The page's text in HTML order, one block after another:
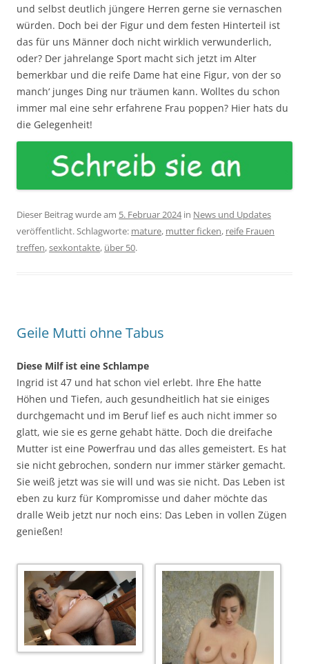
und selbst deutlich jüngere Herren gerne sie vernaschen
würden. Doch bei der Figur und dem festen Hinterteil ist
das für uns Männer doch nicht wirklich verwunderlich,
oder? Der jahrelange Sport macht sich jetzt im Alter
bemerkbar und die reife Dame hat eine Figur, von der so
manch‘ junges Ding nur träumen kann. Wolltes du schon
immer mal eine sehr erfahrene Frau poppen? Hier hats du
die Gelegenheit!
Dieser Beitrag wurde am 5. Februar 2024in News und Updates
veröffentlicht. Schlagworte: mature, mutter ficken, reife Frauen
treffen,sexkontakte, über 50.
Geile Mutti ohne Tabus
Diese Milf ist eine Schlampe
Ingrid ist 47 und hat schon viel erlebt. Ihre Ehe hatte
Höhen und Tiefen, auch gesundheitlich hat sie einiges
durchgemacht und im Beruf lief es auch nicht immer so
glatt, wie sie es gerne gehabt hätte. Doch die dreifache
Mutter ist eine Powerfrau und das alles gemeistert. Es hat
sie nicht gebrochen, sondern nur immer stärker gemacht.
Sie weiß jetzt was sie will und was sie nicht. Das Leben ist
eben zu kurz für Kompromisse und daher möchte das
dralle Weib jetzt nur noch eins: Das Leben in vollen Zügen
genießen!